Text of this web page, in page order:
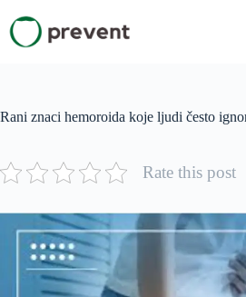
content
Rani znaci hemoroida koje ljudi često
Rate this post